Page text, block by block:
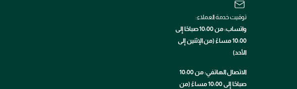
توقيت خدمة العملاء:
واتساب: من 10:00 صباحًا إلى
10:00 مساءً (من الإثنين إلى
الأحد)
الاتصال الهاتفي: من 10:00
صباحًا إلى 10:00 مساءً (من